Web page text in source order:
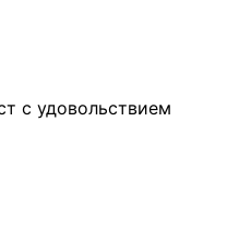
с удовольствием